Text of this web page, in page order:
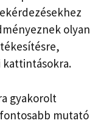
olyan
kattintásokra.
gyakorolt
mutató